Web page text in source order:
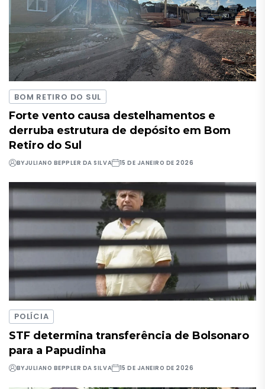
BOM RETIRO DO SUL
Forte vento causa destelhamentos e
derruba estrutura de depósito em Bom
Retiro do Sul
BYJULIANO BEPPLER DA SILVA 15 DE JANEIRO DE 2026
POLÍCIA
STF determina transferência de Bolsonaro
para a Papudinha
BYJULIANO BEPPLER DA SILVA 15 DE JANEIRO DE 2026